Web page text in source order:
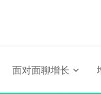
面对面聊增长